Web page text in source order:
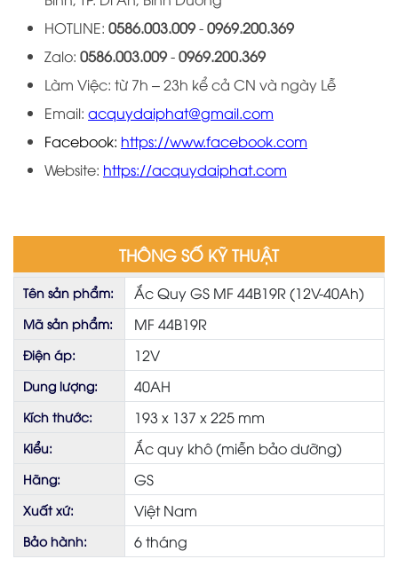
HOTLINE: 0586.003.009-0969.200.369
Zalo: 0586.003.009-0969.200.369
Làm Việc: từ 7h – 23h kể cả CN và ngày Lễ
Email: acquydaiphat@gmail.com
Facebook: https://www.facebook.com
Website: https://acquydaiphat.com
THÔNG SỐ KỸ THUẬT
Tên sản phẩm: Ắc Quy GS MF 44B19R (12V-40Ah)
Mã sản phẩm: MF 44B19R
Điện áp: 12V
Dung lượng: 40AH
Kích thước: 193 x 137 x 225 mm
Kiểu: Ắc quy khô (miễn bảo dưỡng)
Hãng: GS
Xuất xứ: Việt Nam
Bảo hành: 6 tháng